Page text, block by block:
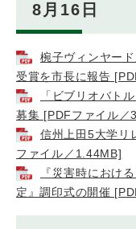
8月16日
椀子ヴィンヤー
受賞を市長に報告
「ビブリオバト
募集 [PDFファイル／
信州上田5大学リ
ファイル／1.44MB]
『災害時におけ
定』調印式の開催